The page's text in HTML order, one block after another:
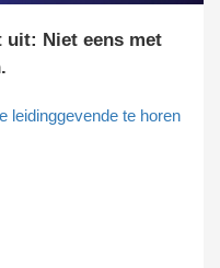
uit: Niet eens met
leidinggevende te horen